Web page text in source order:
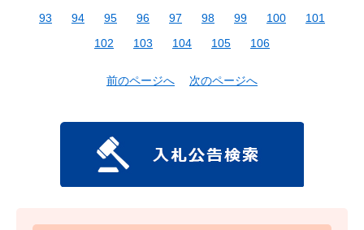
93
94 95 96 97 98 99 100
101
102
103 104 105 106
前のページへ 次のページへ